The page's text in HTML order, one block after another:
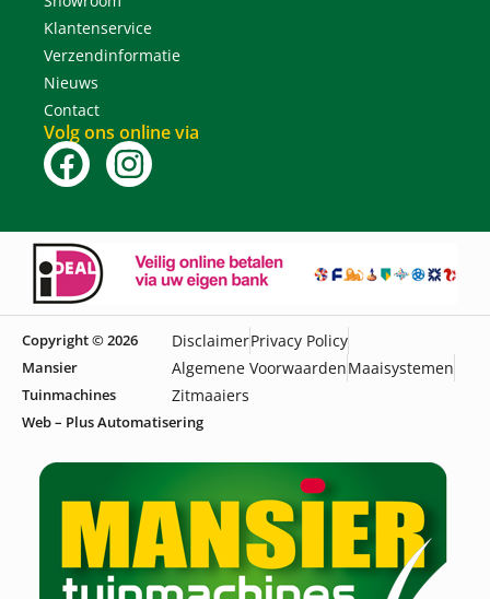
Klantenservice
Verzendinformatie
Nieuws
Contact
Volg ons online via
Copyright © 2026
Mansier
Tuinmachines
DisclaimerPrivacy Policy
Algemene VoorwaardenMaaisystemen
Zitmaaiers
Web – Plus Automatisering